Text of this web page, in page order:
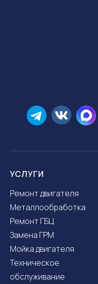
УСЛУГИ
Ремонт двигателя
Металлообработка
Ремонт ГБЦ
Замена ГРМ
Мойка двигателя
Техническое
обслуживание